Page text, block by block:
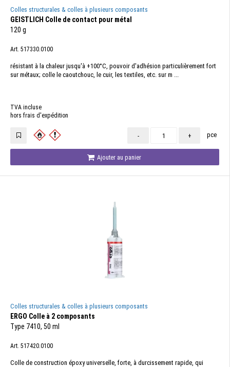
Colles structurales & colles à plusieurs composants
GEISTLICH Colle de contact pour métal
120 g
Art. 517330.0100
résistant à la chaleur jusqu'à +100°C, pouvoir d'adhésion particulièrement fort
sur métaux; colle le caoutchouc, le cuir, les textiles, etc. sur m ...
TVA incluse
hors frais d'expédition
- + pce
Ajouter au panier
Colles structurales & colles à plusieurs composants
ERGO Colle à 2 composants
Type 7410, 50 ml
Art. 517420.0100
Colle de construction époxy universelle, forte, à durcissement rapide, qui